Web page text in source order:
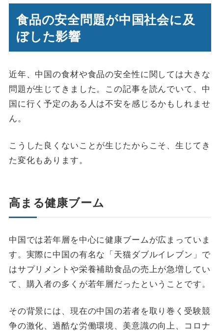
食品の安全問題が中国社会に及
ぼした影響
近年、中国の食材や食品の安全性に関しては大きな
問題が生じてきました。この記事を読んでいて、中
国に行く予定のある人は不安を感じるかもしれませ
ん。
こうした良くないことが生じたからこそ、生じてき
た変化もあります。
高まる健康ブーム
中国では若年層を中心に健康ブームが広まっていま
す。実際に中国の有名な「天猫ダブルイレブン」で
はサプリメントや栄養補助食品の売上が急増してい
て、購入者の多くが若年層だったということです。
その背景には、現在の中国の若者を取り巻く受験競
争の激化、過酷な労働環境、美意識の向上、コロナ